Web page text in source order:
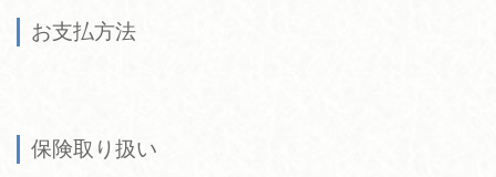
お支払方法
保険取り扱い